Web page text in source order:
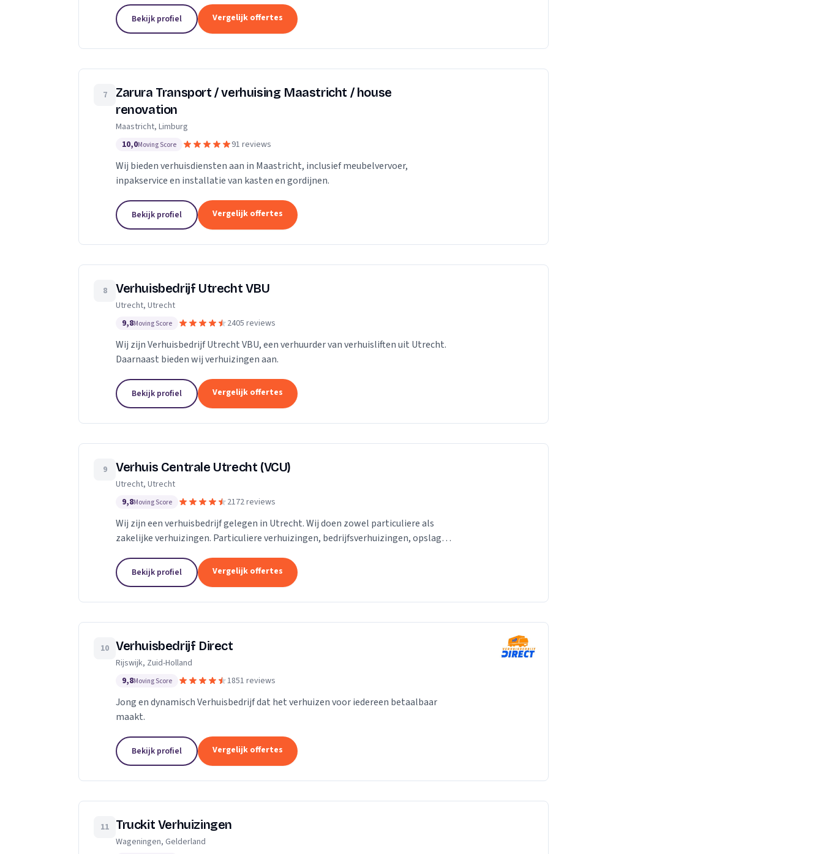
Bekijk profiel Vergelijk offertes
7
Zarura Transport / verhuising Maastricht / house
renovation
Maastricht, Limburg
10,0Moving Score 91 reviews
Wij bieden verhuisdiensten aan in Maastricht, inclusief meubelvervoer,
inpakservice en installatie van kasten en gordijnen.
Bekijk profiel Vergelijk offertes
8 Verhuisbedrijf Utrecht VBU
Utrecht, Utrecht
9,8Moving Score 2405 reviews
Wij zijn Verhuisbedrijf Utrecht VBU, een verhuurder van verhuisliften uit Utrecht.
Daarnaast bieden wij verhuizingen aan.
Bekijk profiel Vergelijk offertes
9 Verhuis Centrale Utrecht (VCU)
Utrecht, Utrecht
9,8Moving Score 2172 reviews
Wij zijn een verhuisbedrijf gelegen in Utrecht. Wij doen zowel particuliere als
zakelijke verhuizingen. Particuliere verhuizingen, bedrijfsverhuizingen, opslag
Bekijk profiel Vergelijk offertes
10 Verhuisbedrijf Direct
Rijswijk, Zuid-Holland
9,8Moving Score 1851 reviews
Jong en dynamisch Verhuisbedrijf dat het verhuizen voor iedereen betaalbaar
maakt.
Bekijk profiel Vergelijk offertes
11 Truckit Verhuizingen
Wageningen, Gelderland